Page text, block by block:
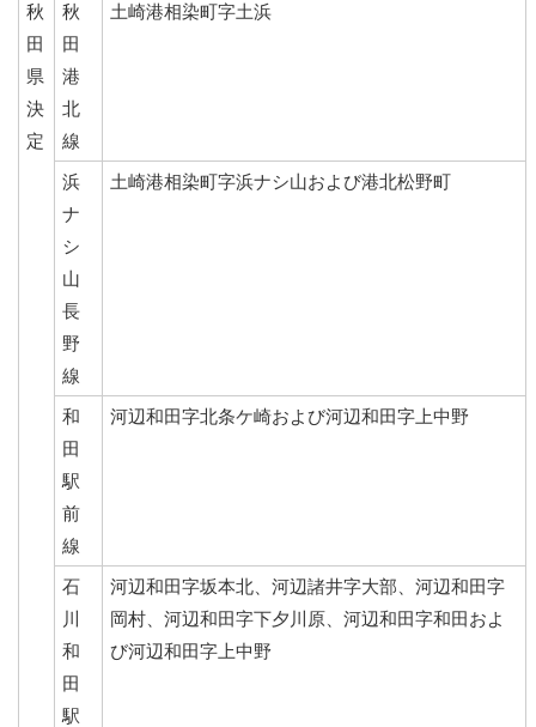
秋
田
県
決
定
秋
田
港
北
線
土崎港相染町字土浜
浜
ナ
シ
山
長
野
線
土崎港相染町字浜ナシ山および港北松野町
和
田
駅
前
線
河辺和田字北条ケ崎および河辺和田字上中野
石
川
和
田
駅
河辺和田字坂本北、河辺諸井字大部、河辺和田字
岡村、河辺和田字下夕川原、河辺和田字和田およ
び河辺和田字上中野